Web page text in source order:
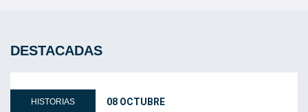
DESTACADAS
HISTORIAS 08 OCTUBRE